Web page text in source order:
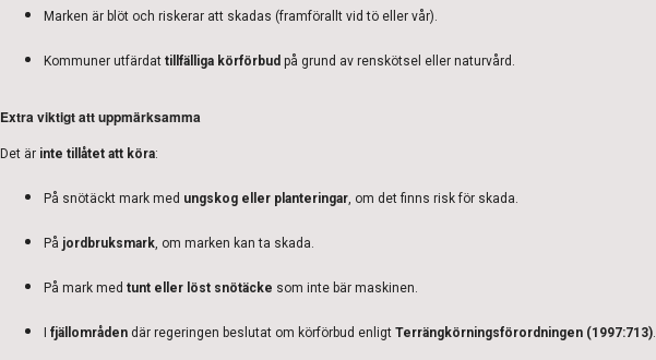
Marken är blöt och riskerar att skadas (framförallt vid tö eller vår).
Kommuner utfärdat tillfälliga körförbud på grund av renskötsel eller naturvård.
Extra viktigt att uppmärksamma
Det är inte tillåtet att köra:
På snötäckt mark med ungskog eller planteringar, om det finns risk för skada.
På jordbruksmark, om marken kan ta skada.
På mark med tunt eller löst snötäcke som inte bär maskinen.
fjällområden där regeringen beslutat om körförbud enligt Terrängkörningsförordningen (1997:713).